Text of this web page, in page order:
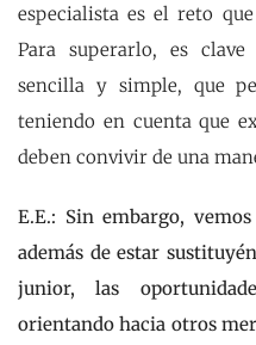
especialista es el reto
Para superarlo, es
sencilla y simple, que
teniendo en cuenta que
deben convivir de una
E.E.: Sin embargo,
además de estar
junior, las
orientando hacia otros